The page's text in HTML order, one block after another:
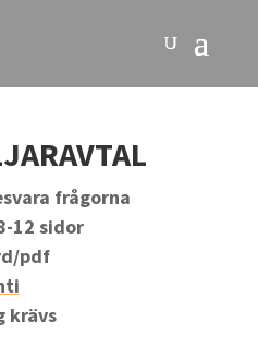
frågorna
12 sidor
pdf
krävs